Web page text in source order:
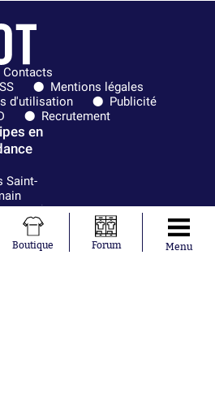
Contacts
Mentions légales
d'utilisation
Publicité
Recrutement
en
Saint-
de
Madrid
Boutique Forum Menu